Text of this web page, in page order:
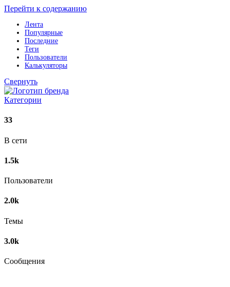
Перейти к содержанию
Лента
Популярные
Последние
Теги
Пользователи
Калькуляторы
Свернуть
Категории
33
В сети
1.5k
Пользователи
2.0k
Темы
3.0k
Сообщения